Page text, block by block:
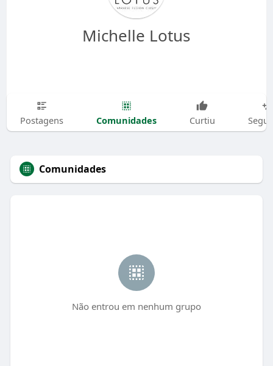
Michelle Lotus
Postagens Comunidades Curtiu
Comunidades
Não entrou em nenhum grupo